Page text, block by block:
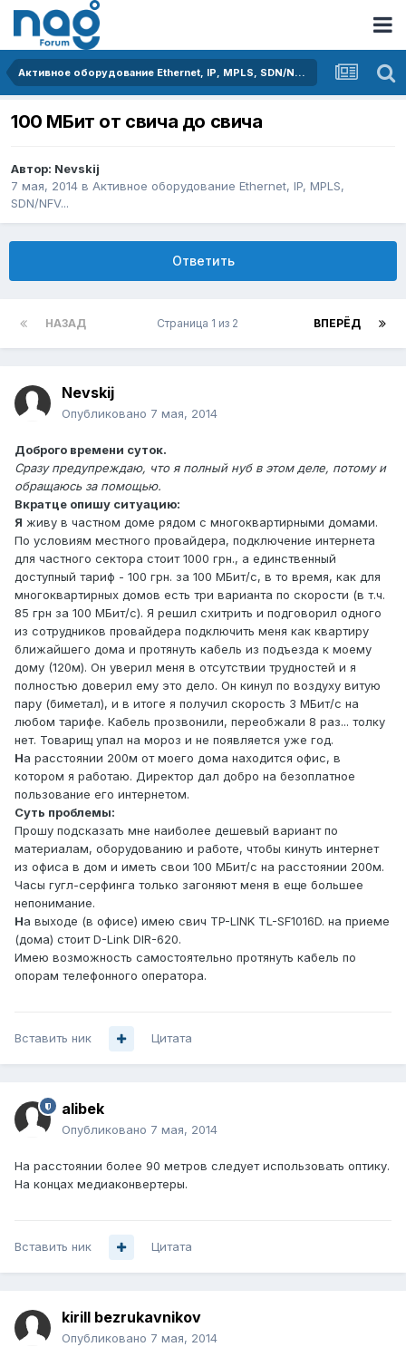
Активное оборудование Ethernet, IP, MPLS, SDN/NFV...
100 МБит от свича до свича
Автор: Nevskij
7 мая, 2014 в Активное оборудование Ethernet, IP, MPLS,
SDN/NFV...
Ответить
НАЗАД ВПЕРЁД
Страница 1 из 2
Nevskij
Опубликовано 7 мая, 2014
Доброго времени суток.
Сразу предупреждаю, что я полный нуб в этом деле, потому и
обращаюсь за помощью.
Вкратце опишу ситуацию:
Я живу в частном доме рядом с многоквартирными домами.
По условиям местного провайдера, подключение интернета
для частного сектора стоит 1000 грн., а единственный
доступный тариф - 100 грн. за 100 МБит/с, в то время, как для
многоквартирных домов есть три варианта по скорости (в т.ч.
85 грн за 100 МБит/с). Я решил схитрить и подговорил одного
из сотрудников провайдера подключить меня как квартиру
ближайшего дома и протянуть кабель из подъезда к моему
дому (120м). Он уверил меня в отсутствии трудностей и я
полностью доверил ему это дело. Он кинул по воздуху витую
пару (биметал), и в итоге я получил скорость 3 МБит/с на
любом тарифе. Кабель прозвонили, переобжали 8 раз... толку
нет. Товарищ упал на мороз и не появляется уже год.
На расстоянии 200м от моего дома находится офис, в
котором я работаю. Директор дал добро на безоплатное
пользование его интернетом.
Суть проблемы:
Прошу подсказать мне наиболее дешевый вариант по
материалам, оборудованию и работе, чтобы кинуть интернет
из офиса в дом и иметь свои 100 МБит/с на расстоянии 200м.
Часы гугл-серфинга только загоняют меня в еще большее
непонимание.
На выходе (в офисе) имею свич TP-LINK TL-SF1016D. на приеме
(дома) стоит D-Link DIR-620.
Имею возможность самостоятельно протянуть кабель по
опорам телефонного оператора.
Вставить ник Цитата
alibek
Опубликовано 7 мая, 2014
На расстоянии более 90 метров следует использовать оптику.
На концах медиаконвертеры.
Вставить ник Цитата
kirill bezrukavnikov
Опубликовано 7 мая, 2014